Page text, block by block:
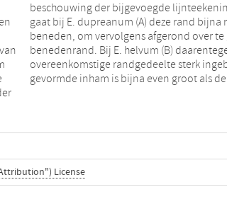
gevormde inham is bijna even groot als
License